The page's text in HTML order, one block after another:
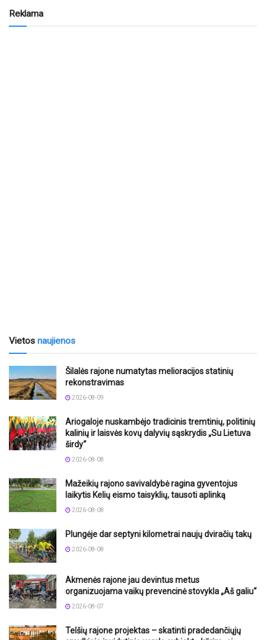
Reklama
Vietos naujienos
Šilalės rajone numatytas melioracijos statinių
rekonstravimas
2026-08-09
Ariogaloje nuskambėjo tradicinis tremtinių, politinių
kalinių ir laisvės kovų dalyvių sąskrydis „Su Lietuva
širdy“
2026-08-08
Mažeikių rajono savivaldybė ragina gyventojus
laikytis Kelių eismo taisyklių, tausoti aplinką
2026-08-08
Plungėje dar septyni kilometrai naujų dviračių takų
2026-08-08
Akmenės rajone jau devintus metus
organizuojama vaikų prevencinė stovykla „Aš galiu“
2026-08-07
Telšių rajone projektas – skatinti pradedančiųjų